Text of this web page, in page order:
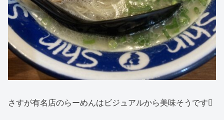
さすが有名店のらーめんはビジュアルから美味そうです